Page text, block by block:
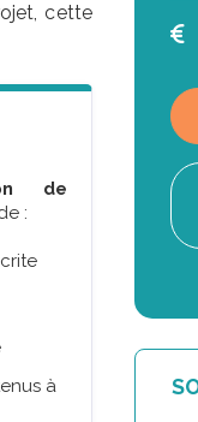
cette
de
:
à